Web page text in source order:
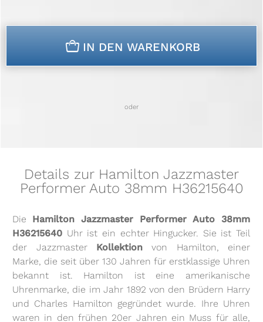
n IN DEN WARENKORB
oder
Details zur Hamilton Jazzmaster
Performer Auto 38mm H36215640
Die Hamilton Jazzmaster Performer Auto 38mm
H36215640 Uhr ist ein echter Hingucker. Sie ist Teil
der Jazzmaster Kollektion von Hamilton, einer
Marke, die seit über 130 Jahren für erstklassige Uhren
bekannt ist. Hamilton ist eine amerikanische
Uhrenmarke, die im Jahr 1892 von den Brüdern Harry
und Charles Hamilton gegründet wurde. Ihre Uhren
waren in den frühen 20er Jahren ein Muss für alle,